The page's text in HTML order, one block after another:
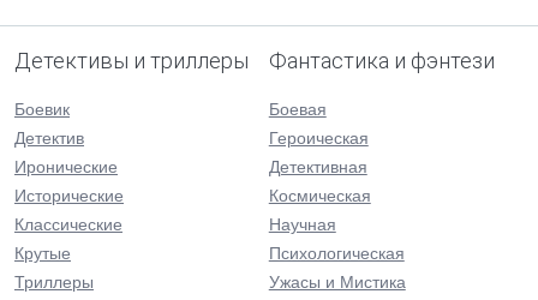
Детективы и триллеры
Боевик
Детектив
Иронические
Исторические
Классические
Крутые
Триллеры
Фантастика и фэнтези
Боевая
Героическая
Детективная
Космическая
Научная
Психологическая
Ужасы и Мистика